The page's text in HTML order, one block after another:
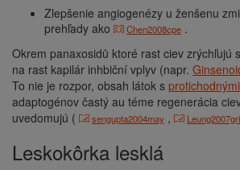
Zlepšenie angiogenézy u ženšenu
prehľady ako
Chen2008cpe .
Okrem panaxosidů ktoré rast ciev zrýchľujú
na rast kapilár inhbiční vplyv (napr.
To nie je rozpor, obsah látok s
adaptogénov častý au téme regenerácia
uvedomujú (
sengupta2004may , Leung2007gri
leskokôrka lesklá